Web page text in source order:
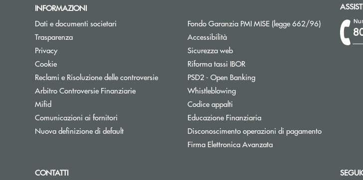
INFORMAZIONI
Dati e documenti societari
Trasparenza
Privacy
Cookie
Reclami e Risoluzione delle controversie
Arbitro Controversie FinanziarieApre una nuova finestra
Mifid
Comunicazioni ai fornitori Apre una nuova finestra
Nuova definizione di default
Fondo Garanzia PMI MISE (legge 662/96)Apre una
Accessibilità
Sicurezza web
Riforma tassi IBORApre una nuova finestra
PSD2 - Open BankingApre una nuova finestra
WhistleblowingApre una nuova finestra
Codice appalti
Educazione FinanziariaApre una nuova finestra
Disconoscimento operazioni di pagamentoApre una
Firma Elettronica Avanzata
CONTATTI